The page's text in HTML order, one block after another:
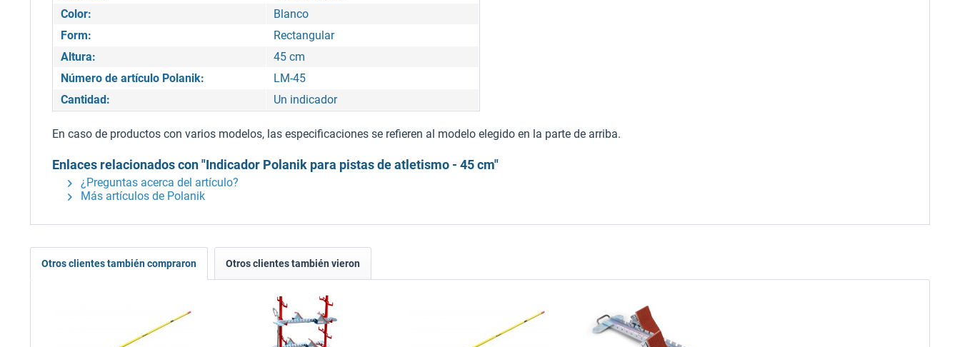
Color:
Blanco
Form:
Rectangular
Altura:
45 cm
Número de artículo Polanik:
LM-45
Cantidad:
Un indicador
En caso de productos con varios modelos, las especificaciones se refieren al modelo elegido en la parte de arriba.
Enlaces relacionados con "Indicador Polanik para pistas de atletismo - 45 cm"
¿Preguntas acerca del artículo?
Más artículos de Polanik
Otros clientes también compraron Otros clientes también vieron